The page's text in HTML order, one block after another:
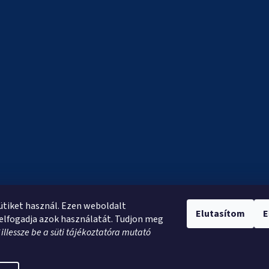
használ. Ezen weboldalt
azok használatát. Tudjon meg
illessze be a süti tájékoztatóra mutató
Elutasítom